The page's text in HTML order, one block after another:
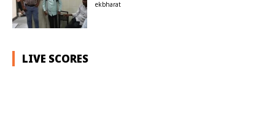
ekbharat
LIVE SCORES